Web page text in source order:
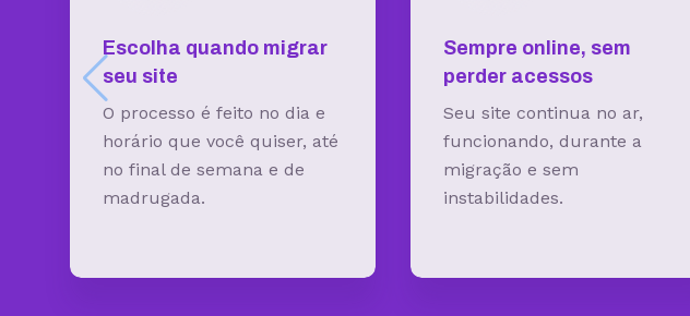
Escolha quando migrar
seu site
O processo é feito no dia e
horário que você quiser, até
no final de semana e de
madrugada.
Sempre online, sem
perder acessos
Seu site continua no ar,
funcionando, durante a
migração e sem
instabilidades.